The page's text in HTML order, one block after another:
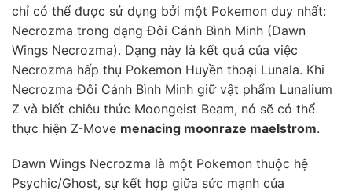
chỉ có thể được sử dụng bởi một Pokemon duy nhất:
Necrozma trong dạng Đôi Cánh Bình Minh (Dawn
Wings Necrozma). Dạng này là kết quả của việc
Necrozma hấp thụ Pokemon Huyền thoại Lunala. Khi
Necrozma Đôi Cánh Bình Minh giữ vật phẩm Lunalium
Z và biết chiêu thức Moongeist Beam, nó sẽ có thể
thực hiện Z-Move menacing moonraze maelstrom.
Dawn Wings Necrozma là một Pokemon thuộc hệ
Psychic/Ghost, sự kết hợp giữa sức mạnh của